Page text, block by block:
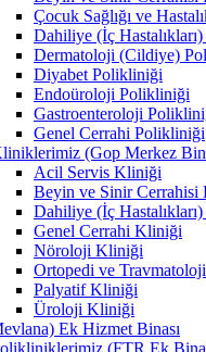
Çocuk Sağlığı ve
Dahiliye (İç
Dermatoloji (Cildiye)
Diyabet Polikliniği
Endoüroloji Polikliniği
Gastroenteroloji
Genel Cerrahi Polikliniği
(Gop Merkez
Acil Servis Kliniği
Beyin ve Sinir Cerrahisi
Dahiliye (İç
Genel Cerrahi Kliniği
Nöroloji Kliniği
Ortopedi ve
Palyatif Kliniği
Üroloji Kliniği
Ek Hizmet Binası
(FTR Ek